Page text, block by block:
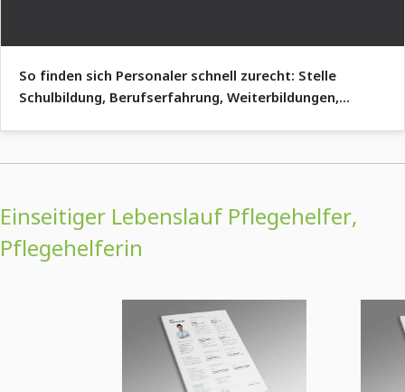
So finden sich Personaler schnell zurecht: Stelle
Schulbildung, Berufserfahrung, Weiterbildungen,
Einseitiger Lebenslauf Pflegehelfer,
Pflegehelferin